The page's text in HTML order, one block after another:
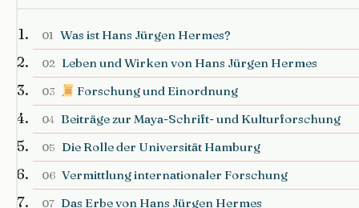
01 Was ist Hans Jürgen Hermes?
02 Leben und Wirken von Hans Jürgen Hermes
03 Forschung und Einordnung
04 Beiträge zur Maya-Schrift- und Kulturforschung
05 Die Rolle der Universität Hamburg
06 Vermittlung internationaler Forschung
07 Das Erbe von Hans Jürgen Hermes